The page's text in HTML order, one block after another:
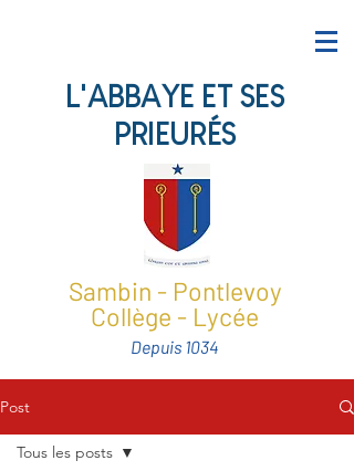
L'ABBAYE ET SES
PRIEURÉS
Sambin - Pontlevoy
Collège - Lycée
Depuis 1034
Post
Tous les posts